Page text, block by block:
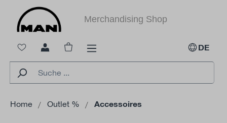
springen
Merchandising Shop
DE
Warenkorb enthält 0 Positionen. Der
Home Outlet % Accessoires